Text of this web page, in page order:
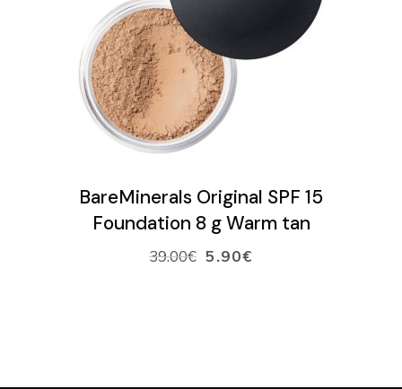
LISÄÄ OSTOSKORIIN
BareMinerals Original SPF 15
Foundation 8 g Warm tan
39.00€ 5.90€